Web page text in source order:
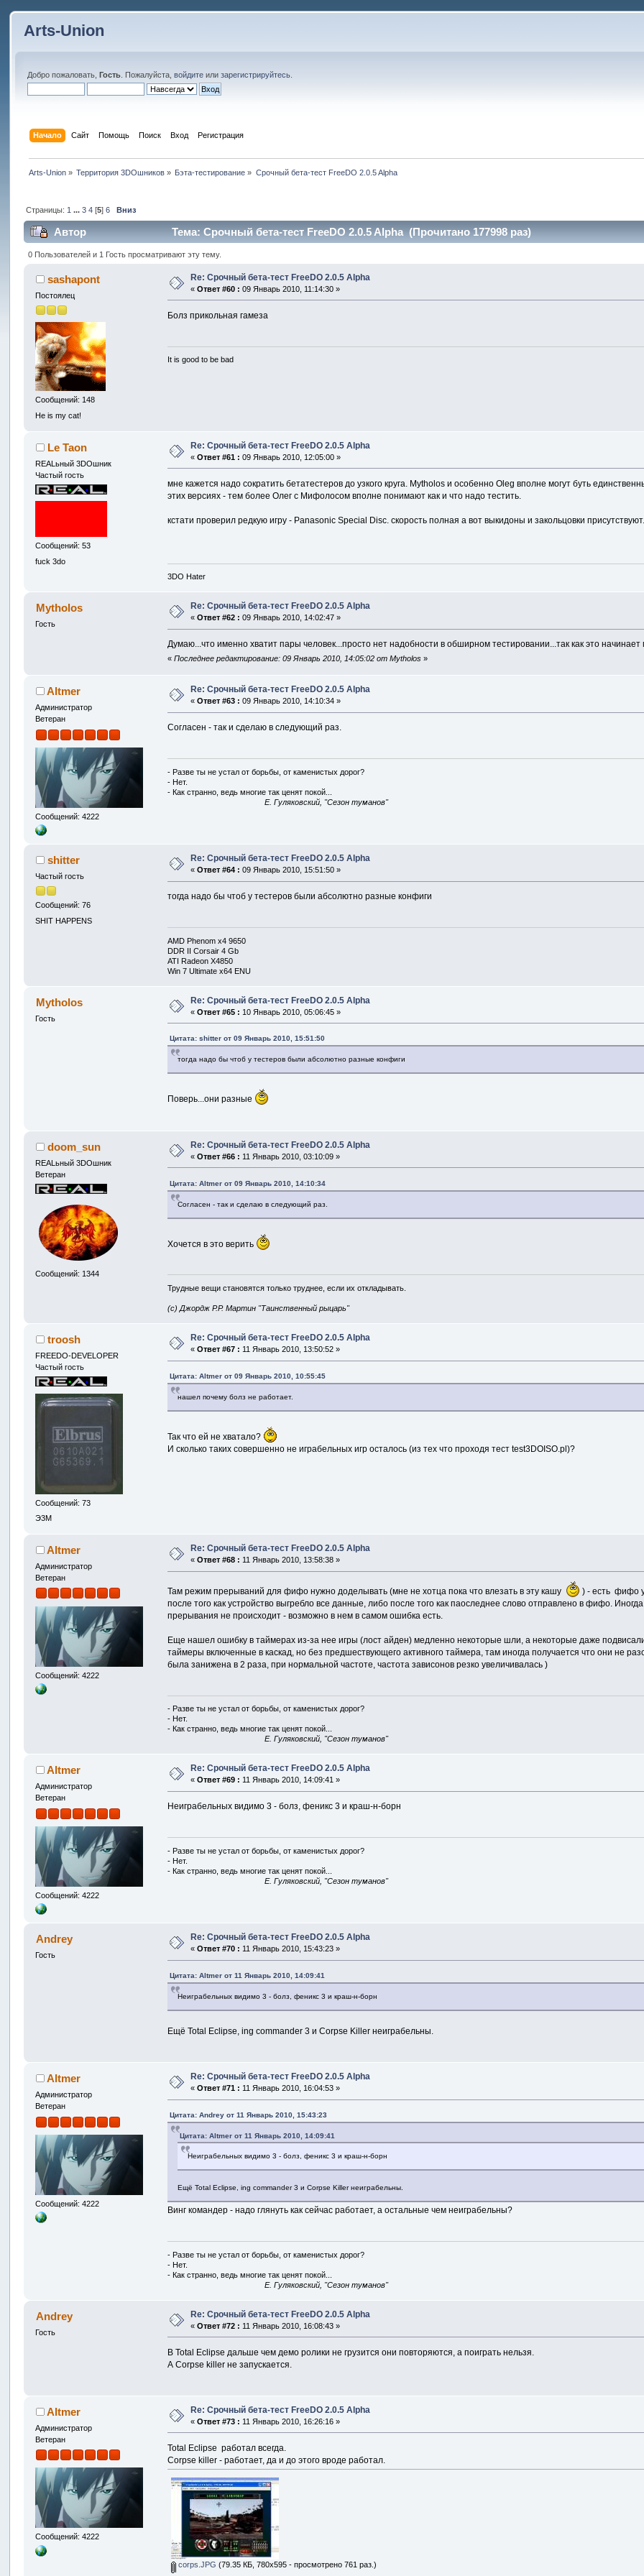
Arts-Union
Добро пожаловать,Гость . Пожалуйста,войдите илизарегистрируйтесь
Начало Сайт Помощь Поиск Вход Регистрация
Arts-Union» Территория 3DOшников » Бэта-тестирование » Срочный бета-тест FreeDO 2.0.5 Alpha
Страницы: 1 ... 3 4[5] 6 Вниз
Автор Тема: Срочный бета-тест FreeDO 2.0.5 Alpha (Прочитано 177998 раз)
0 Пользователей и 1 Гость просматривают эту тему.
sashapont
Постоялец
Сообщений: 148
He is my cat!
Re: Срочный бета-тест FreeDO 2.0.5 Alpha
«Ответ #60 : 09 Январь 2010, 11:14:30 »
Болз прикольная гамеза
It is good to be bad
Le Taon
REALьный 3DOшник
Частый гость
Сообщений: 53
fuck 3do
Re: Срочный бета-тест FreeDO 2.0.5 Alpha
«Ответ #61 : 09 Январь 2010, 12:05:00 »
мне кажется надо сократить бетатестеров до узкого круга. Mytholos и особенно Oleg вполне могут буть
этих версиях - тем более Олег с Мифолосом вполне понимают как и что надо тестить.
кстати проверил редкую игру - Panasonic Special Disc. скорость полная а вот выкидоны и закольцовки
3DO Hater
Mytholos
Гость
Re: Срочный бета-тест FreeDO 2.0.5 Alpha
«Ответ #62 : 09 Январь 2010, 14:02:47 »
Думаю...что именно хватит пары человек...просто нет надобности в обширном тестировании...так как это
«Последнее редактирование: 09 Январь 2010, 14:05:02 от Mytholos »
Altmer
Администратор
Ветеран
Сообщений: 4222
Re: Срочный бета-тест FreeDO 2.0.5 Alpha
«Ответ #63 : 09 Январь 2010, 14:10:34 »
Согласен - так и сделаю в следующий раз.
- Разве ты не устал от борьбы, от каменистых дорог?
- Нет.
- Как странно, ведь многие так ценят покой...
E. Гуляковский, "Сезон туманов"
shitter
Частый гость
Сообщений: 76
SHIT HAPPENS
Re: Срочный бета-тест FreeDO 2.0.5 Alpha
«Ответ #64 : 09 Январь 2010, 15:51:50 »
тогда надо бы чтоб у тестеров были абсолютно разные конфиги
AMD Phenom x4 9650
DDR II Corsair 4 Gb
ATI Radeon X4850
Win 7 Ultimate x64 ENU
Mytholos
Гость
Re: Срочный бета-тест FreeDO 2.0.5 Alpha
«Ответ #65 : 10 Январь 2010, 05:06:45 »
Цитата: shitter от 09 Январь 2010, 15:51:50
тогда надо бы чтоб у тестеров были абсолютно разные конфиги
Поверь...они разные
doom_sun
REALьный 3DOшник
Ветеран
Сообщений: 1344
Re: Срочный бета-тест FreeDO 2.0.5 Alpha
«Ответ #66 : 11 Январь 2010, 03:10:09 »
Цитата: Altmer от 09 Январь 2010, 14:10:34
Согласен - так и сделаю в следующий раз.
Хочется в это верить
Трудные вещи становятся только труднее, если их откладывать.
(с) Джордж Р.Р. Мартин "Таинственный рыцарь"
troosh
FREEDO-DEVELOPER
Частый гость
Сообщений: 73
Э3М
Re: Срочный бета-тест FreeDO 2.0.5 Alpha
«Ответ #67 : 11 Январь 2010, 13:50:52 »
Цитата: Altmer от 09 Январь 2010, 10:55:45
нашел почему болз не работает.
Так что ей не хватало?
И сколько таких совершенно не играбельных игр осталось (из тех что проходя тест test3DOISO.pl)?
Altmer
Администратор
Ветеран
Сообщений: 4222
Re: Срочный бета-тест FreeDO 2.0.5 Alpha
«Ответ #68 : 11 Январь 2010, 13:58:38 »
Там режим прерываний для фифо нужно доделывать (мне не хотца пока что влезать в эту кашу
) - есть фифо
после того как устройство выгребло все данные, либо после того как паоследнее слово отправлено в фифо.
прерывания не происходит - возможно в нем в самом ошибка есть.
Еще нашел ошибку в таймерах из-за нее игры (лост айден) медленно некоторые шли, а некоторые даже
таймеры включенные в каскад, но без предшествующего активного таймера, там иногда получается что они не
была занижена в 2 раза, при нормальной частоте, частота зависонов резко увеличивалась )
- Разве ты не устал от борьбы, от каменистых дорог?
- Нет.
- Как странно, ведь многие так ценят покой...
E. Гуляковский, "Сезон туманов"
Altmer
Администратор
Ветеран
Сообщений: 4222
Re: Срочный бета-тест FreeDO 2.0.5 Alpha
«Ответ #69 : 11 Январь 2010, 14:09:41 »
Неиграбельных видимо 3 - болз, феникс 3 и краш-н-борн
- Разве ты не устал от борьбы, от каменистых дорог?
- Нет.
- Как странно, ведь многие так ценят покой...
E. Гуляковский, "Сезон туманов"
Andrey
Гость
Re: Срочный бета-тест FreeDO 2.0.5 Alpha
«Ответ #70 : 11 Январь 2010, 15:43:23 »
Цитата: Altmer от 11 Январь 2010, 14:09:41
Неиграбельных видимо 3 - болз, феникс 3 и краш-н-борн
Ещё Total Eclipse, ing commander 3 и Corpse Killer неиграбельны.
Altmer
Администратор
Ветеран
Сообщений: 4222
Re: Срочный бета-тест FreeDO 2.0.5 Alpha
«Ответ #71 : 11 Январь 2010, 16:04:53 »
Цитата: Andrey от 11 Январь 2010, 15:43:23
Цитата: Altmer от 11 Январь 2010, 14:09:41
Неиграбельных видимо 3 - болз, феникс 3 и краш-н-борн
Ещё Total Eclipse, ing commander 3 и Corpse Killer неиграбельны.
Винг командер - надо глянуть как сейчас работает, а остальные чем неиграбельны?
- Разве ты не устал от борьбы, от каменистых дорог?
- Нет.
- Как странно, ведь многие так ценят покой...
E. Гуляковский, "Сезон туманов"
Andrey
Гость
Re: Срочный бета-тест FreeDO 2.0.5 Alpha
«Ответ #72 : 11 Январь 2010, 16:08:43 »
В Total Eclipse дальше чем демо ролики не грузится они повторяются, а поиграть нельзя.
А Corpse killer не запускается.
Altmer
Администратор
Ветеран
Сообщений: 4222
Re: Срочный бета-тест FreeDO 2.0.5 Alpha
«Ответ #73 : 11 Январь 2010, 16:26:16 »
Total Eclipse работал всегда.
Corpse killer - работает, да и до этого вроде работал.
corps.JPG (79.35 КБ, 780x595 - просмотрено 761 раз.)